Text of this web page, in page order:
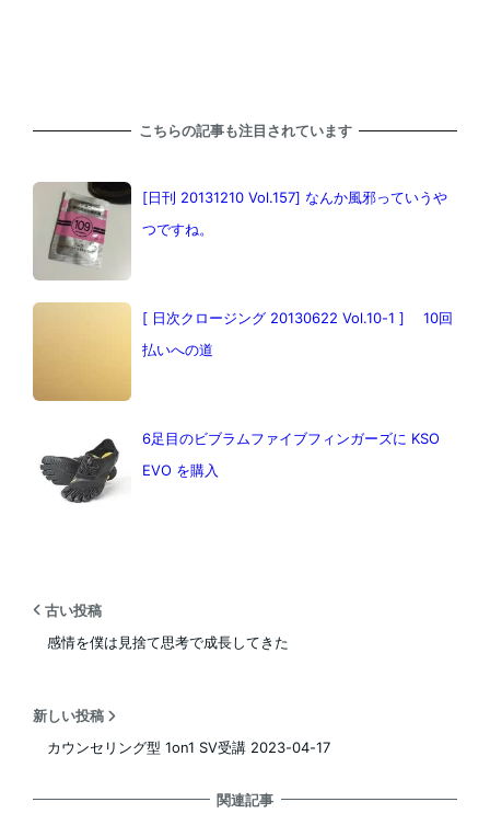
こちらの記事も注目されています
[日刊 20131210 Vol.157] なんか風邪っていうや
つですね。
[ 日次クロージング 20130622 Vol.10-1 ] 10回
払いへの道
6足目のビブラムファイブフィンガーズに KSO
EVO を購入
古い投稿
感情を僕は見捨て思考で成長してきた
新しい投稿
カウンセリング型 1on1 SV受講 2023-04-17
関連記事